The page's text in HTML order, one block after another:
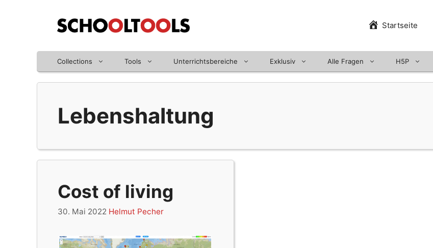
Startseite
Collections Tools Unterrichtsbereiche Exklusiv Alle Fragen H5P
Lebenshaltung
Cost of living
30. Mai 2022 Helmut Pecher